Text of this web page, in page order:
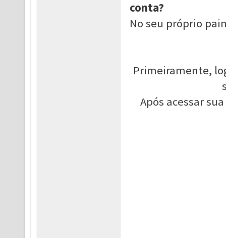
conta?
No seu próprio
Primeiramente,
Após acessar